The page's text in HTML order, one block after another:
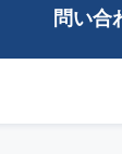
問い合